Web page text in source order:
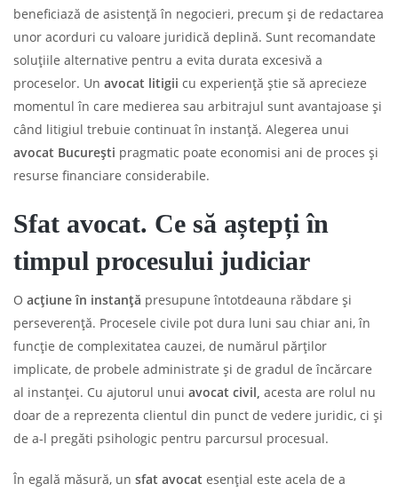
beneficiază de asistență în negocieri, precum și de redactarea
unor acorduri cu valoare juridică deplină. Sunt recomandate
soluțiile alternative pentru a evita durata excesivă a
proceselor. Un avocat litigii cu experiență știe să aprecieze
momentul în care medierea sau arbitrajul sunt avantajoase și
când litigiul trebuie continuat în instanță. Alegerea unui
avocat București pragmatic poate economisi ani de proces și
resurse financiare considerabile.
Sfat avocat. Ce să aștepți în
timpul procesului judiciar
O acțiune în instanță presupune întotdeauna răbdare și
perseverență. Procesele civile pot dura luni sau chiar ani, în
funcție de complexitatea cauzei, de numărul părților
implicate, de probele administrate și de gradul de încărcare
al instanței. Cu ajutorul unui avocat civil, acesta are rolul nu
doar de a reprezenta clientul din punct de vedere juridic, ci și
de a-l pregăti psihologic pentru parcursul procesual.
În egală măsură, un sfat avocat esențial este acela de a